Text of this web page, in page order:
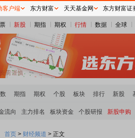
新股 期指 期权 行情 数据 全球
期指 期权 个股 板块 排行 新股
流向 主力排名 板块资金 个股研报 新股申购
首页 > 财经频道 > 正文
客户端 东方财富 天天基金网 东方财富证